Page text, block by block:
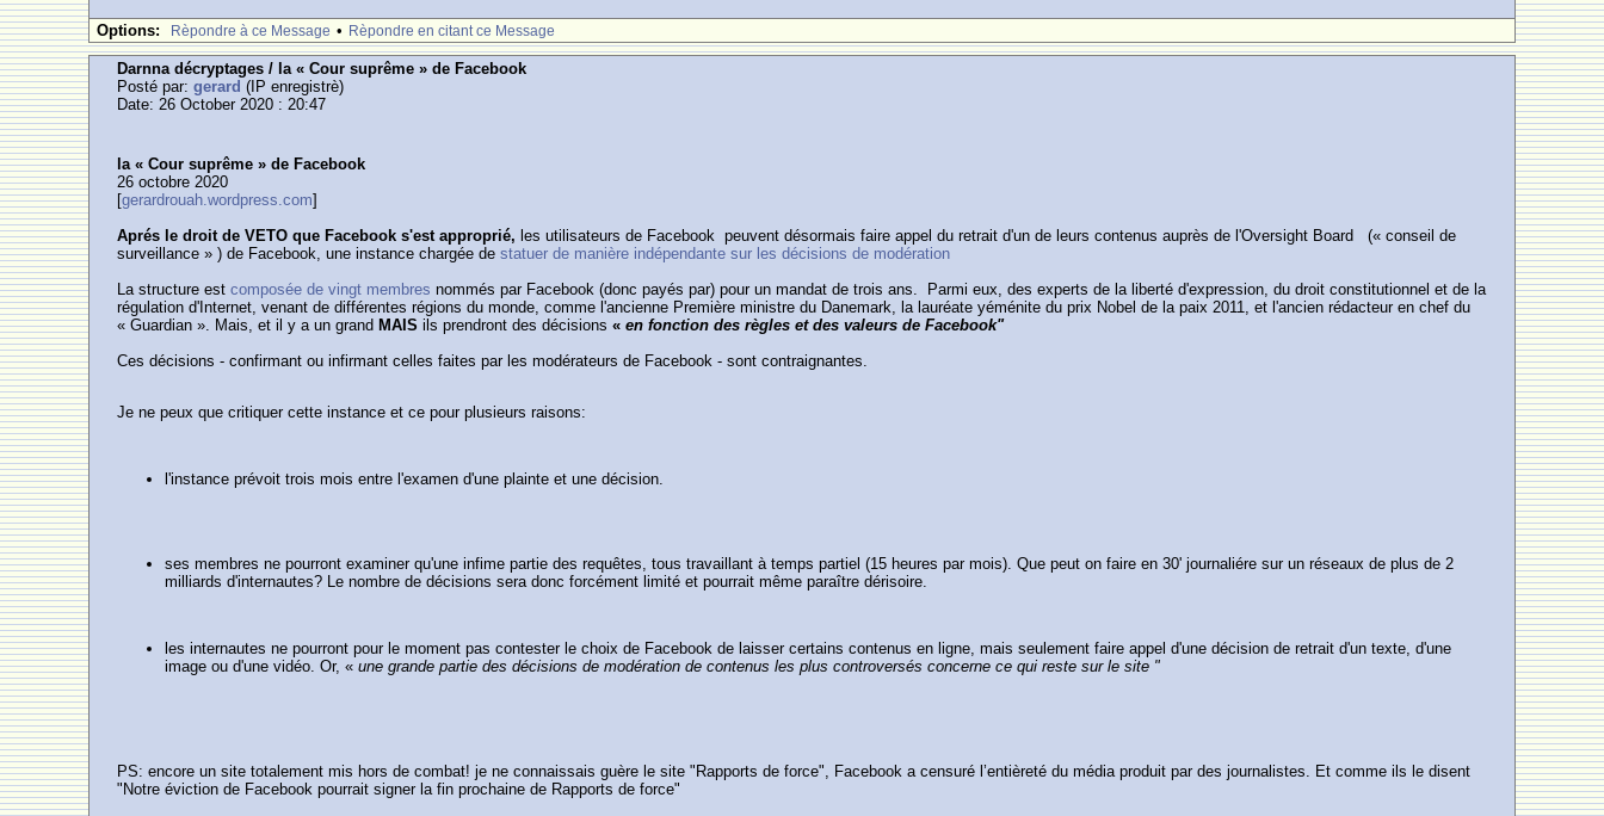
Options: Rèpondre à ce Message • Rèpondre en citant ce Message
Darnna décryptages / la « Cour suprême » de Facebook
Posté par:gerard (IP enregistrè)
Date: 26 October 2020 : 20:47
la « Cour suprême » de Facebook
26 octobre 2020
[gerardrouah.wordpress.com]
Aprés le droit de VETO que Facebook s'est approprié, les utilisateurs de Facebook peuvent désormais faire appel du retrait d'un de leurs contenus auprès de l'Oversight Board (« conseil de
surveillance » ) de Facebook, une instance chargée destatuer de manière indépendante sur les décisions de modération
La structure estcomposée de vingt membres nommés par Facebook (donc payés par) pour un mandat de trois ans. Parmi eux, des experts de la liberté d'expression, du droit constitutionnel et de la
régulation d'Internet, venant de différentes régions du monde, comme l'ancienne Première ministre du Danemark, la lauréate yéménite du prix Nobel de la paix 2011, et l'ancien rédacteur en chef du
« Guardian ». Mais, et il y a un grand MAIS ils prendront des décisions« en fonction des règles et des valeurs de Facebook"
Ces décisions - confirmant ou infirmant celles faites par les modérateurs de Facebook - sont contraignantes.
Je ne peux que critiquer cette instance et ce pour plusieurs raisons:
l'instance prévoit trois mois entre l'examen d'une plainte et une décision.
ses membres ne pourront examiner qu'une infime partie des requêtes, tous travaillant à temps partiel (15 heures par mois). Que peut on faire en 30' journaliére sur un réseaux de plus de 2
milliards d'internautes? Le nombre de décisions sera donc forcément limité et pourrait même paraître dérisoire.
les internautes ne pourront pour le moment pas contester le choix de Facebook de laisser certains contenus en ligne, mais seulement faire appel d'une décision de retrait d'un texte, d'une
image ou d'une vidéo. Or, « une grande partie des décisions de modération de contenus les plus controversés concerne ce qui reste sur le site "
PS: encore un site totalement mis hors de combat! je ne connaissais guère le site "Rapports de force", Facebook a censuré l’entièreté du média produit par des journalistes. Et comme ils le disent
"Notre éviction de Facebook pourrait signer la fin prochaine de Rapports de force"